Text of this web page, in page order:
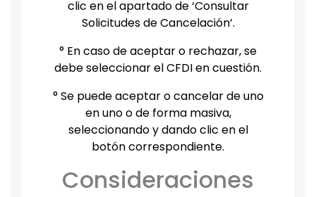
clic en el apartado de ‘Consultar
Solicitudes de Cancelación’.
° En caso de aceptar o rechazar, se
debe seleccionar el CFDI en cuestión.
° Se puede aceptar o cancelar de uno
en uno o de forma masiva,
seleccionando y dando clic en el
botón correspondiente.
Consideraciones